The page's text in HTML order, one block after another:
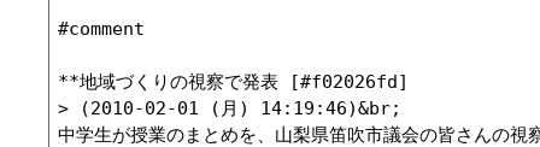
#comment
**地域づくりの視察で発表 [#f02026fd]
> (2010-02-01 (月) 14:19:46)&br;
中学生が授業のまとめを、山梨県笛吹市議会の皆さんの視